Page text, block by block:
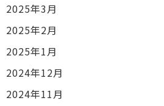
2025年3月
2025年2月
2025年1月
2024年12月
2024年11月